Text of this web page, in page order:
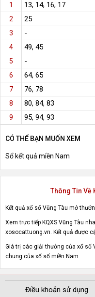
1 13, 14, 16, 17
2 25
3 -
4 49, 45
5 -
6 64, 65
7 76, 78
8 80, 84, 83
9 95, 94, 93
CÓ THỂ BẠN MUỐN XEM
Sổ kết quả miền Nam
Thông Tin Về
Kết quả xổ số Vũng Tàu mở
Xem trực tiếp KQXS Vũng Tàu
xosocattuong.vn. Kết quả được
Giá trị các giải thưởng của xổ số
chung của xổ số miền Nam.
Điều khoản sử dụng